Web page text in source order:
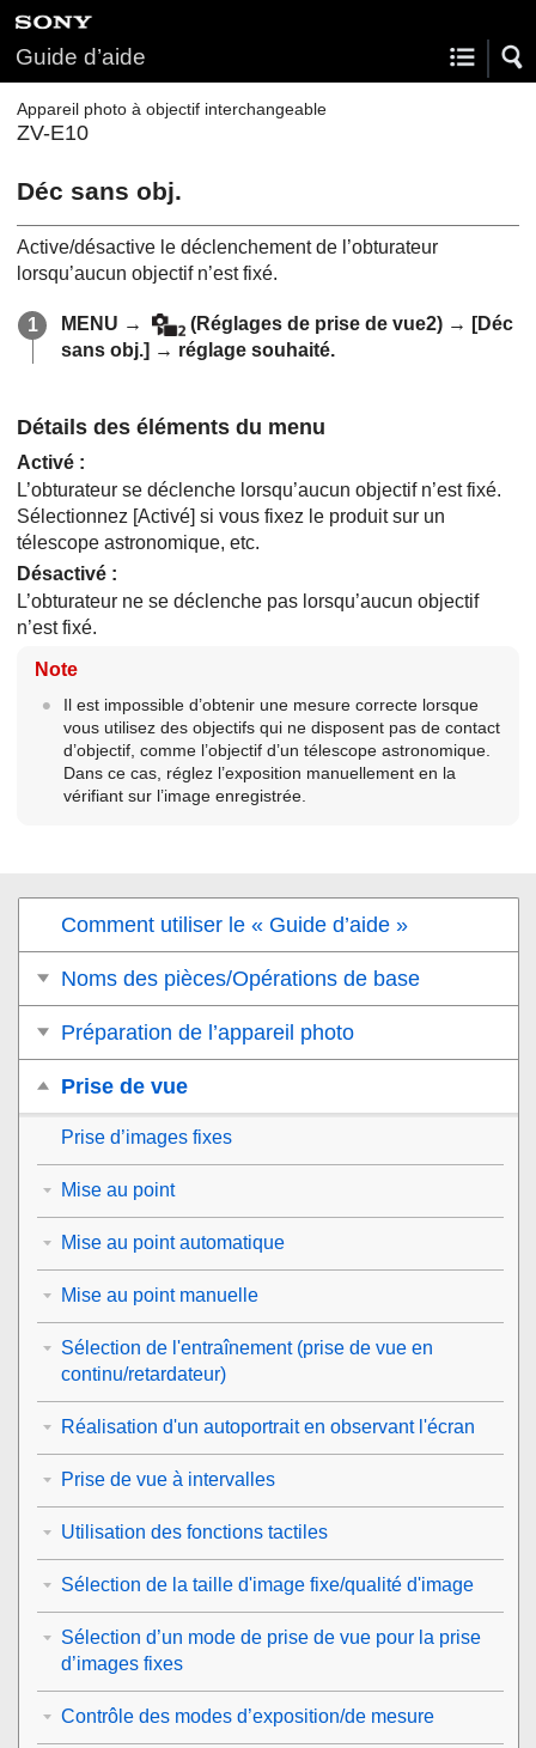
Guide d’aide
Appareil photo à objectif interchangeable
ZV-E10
Déc sans obj.
Active/désactive le déclenchement de l’obturateur
lorsqu’aucun objectif n’est fixé.
MENU → (Réglages de prise de vue2) → [Déc
sans obj.] → réglage souhaité.
Détails des éléments du menu
Activé :
L’obturateur se déclenche lorsqu’aucun objectif n’est fixé.
Sélectionnez [Activé] si vous fixez le produit sur un
télescope astronomique, etc.
Désactivé :
L’obturateur ne se déclenche pas lorsqu’aucun objectif
n’est fixé.
Note
Il est impossible d’obtenir une mesure correcte lorsque
vous utilisez des objectifs qui ne disposent pas de contact
d’objectif, comme l’objectif d’un télescope astronomique.
Dans ce cas, réglez l’exposition manuellement en la
vérifiant sur l’image enregistrée.
Comment utiliser le « Guide d’aide »
Noms des pièces/Opérations de base
Préparation de l’appareil photo
Prise de vue
Prise d’images fixes
Mise au point
Mise au point automatique
Mise au point manuelle
Sélection de l'entraînement (prise de vue en
continu/retardateur)
Réalisation d'un autoportrait en observant l'écran
Prise de vue à intervalles
Utilisation des fonctions tactiles
Sélection de la taille d'image fixe/qualité d'image
Sélection d’un mode de prise de vue pour la prise
d’images fixes
Contrôle des modes d’exposition/de mesure